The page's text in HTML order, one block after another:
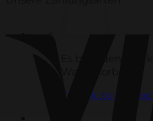
Zurück zum Shop